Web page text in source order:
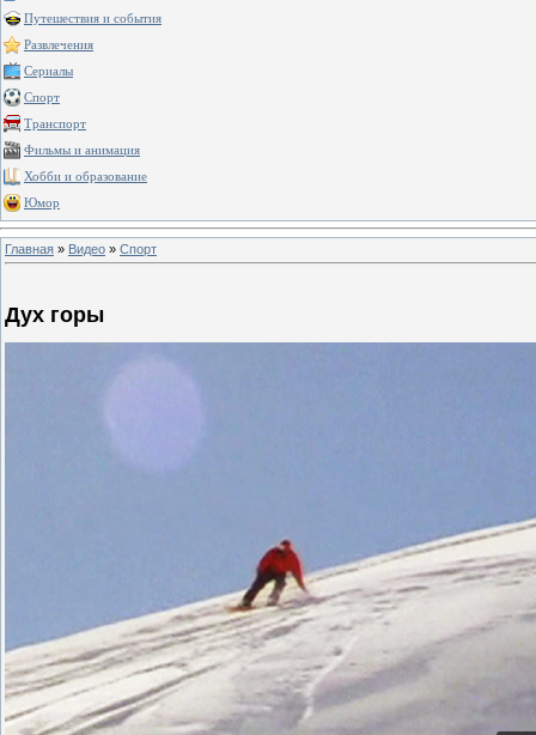
Путешествия и события
Развлечения
Сериалы
Спорт
Транспорт
Фильмы и анимация
Хобби и образование
Юмор
Главная » Видео » Спорт
Дух горы